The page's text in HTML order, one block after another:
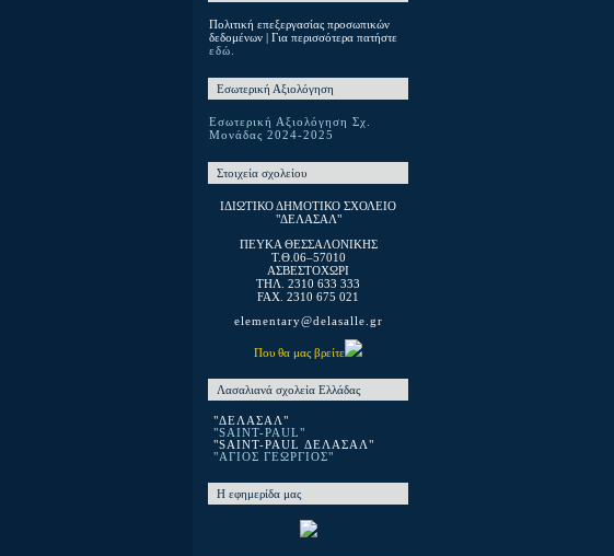
Πολιτική επεξεργασίας προσωπικών
δεδομένων | Για περισσότερα πατήστε
εδώ.
Εσωτερική Αξιολόγηση
Εσωτερική Αξιολόγηση Σχ.
Μονάδας 2024-2025
Στοιχεία σχολείου
ΙΔΙΩΤΙΚΟ ΔΗΜΟΤΙΚΟ ΣΧΟΛΕΙΟ
"ΔΕΛΑΣΑΛ"
ΠΕΥΚΑ ΘΕΣΣΑΛΟΝΙΚΗΣ
T.Θ.06–57010
ΑΣΒΕΣΤΟΧΩΡΙ
ΤΗΛ. 2310 633 333
FAX. 2310 675 021
elementary@delasalle.gr
Που θα μας βρείτε
Λασαλιανά σχολεία Ελλάδας
"ΔΕΛΑΣΑΛ"
"SAINT-PAUL"
"SAINT-PAUL ΔΕΛΑΣΑΛ"
"ΑΓΙΟΣ ΓΕΩΡΓΙΟΣ"
Η εφημερίδα μας